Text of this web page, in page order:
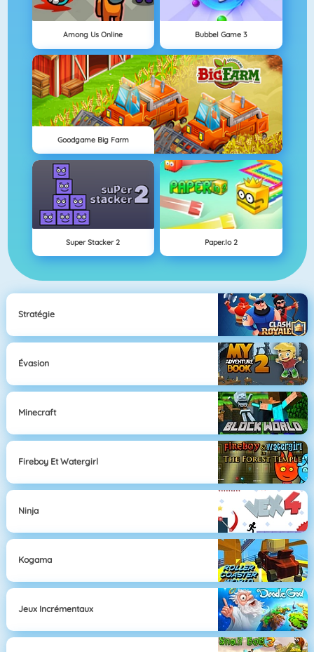
Among Us Online Bubbel Game 3
Goodgame Big Farm
Super Stacker 2 Paper.io 2
Stratégie
Évasion
Minecraft
Fireboy Et Watergirl
Ninja
Kogama
Jeux Incrémentaux